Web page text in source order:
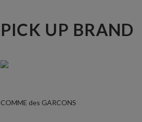
PICK UP BRAND
COMME des GARCONS